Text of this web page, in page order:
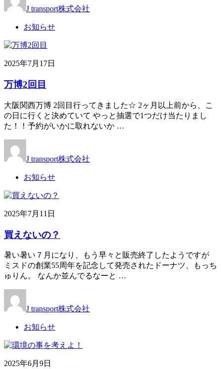
J transport株式会社
お知らせ
2025年7月17日
万博2回目
大阪関西万博 2回目行ってきました☆ 2ヶ月以上前から、こ
の日に行くと決めていて やっと抽選で1つだけ当たりまし
た！！予約がいかに取れないか …
J transport株式会社
お知らせ
2025年7月11日
買えないの？
暑い暑い７月になり、もう早々と販売終了したようですが
ミスドの創業55周年を記念して発売されたドーナツ、もっち
ゅりん。 なんか並んでるなーと …
J transport株式会社
お知らせ
2025年6月9日